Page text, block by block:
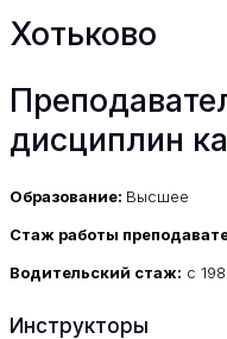
Хотьково
дисциплин
Образование: Высшее
Стаж работы
Водительский стаж: с
Инструкторы